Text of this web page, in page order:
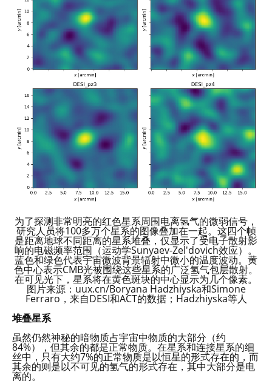
为了探测非常明亮的红色星系周围电离氢气的微弱信号，
研究人员将100多万个星系的图像叠加在一起。这四个帧
是距离地球不同距离的星系堆叠，仅显示了受电子散射影
响的电磁频率范围（运动学Sunyaev-Zel'dovich效应）。
蓝色和绿色代表宇宙微波背景辐射中微小的温度波动。黄
色中心表示CMB光被围绕这些星系的广泛氢气包层散射。
在可见光下，星系将在黄色斑块的中心显示为几个像素。
图片来源：uux.cn/Boryana Hadzhiyska和Simone
Ferraro，来自DESI和ACT的数据；Hadzhiyska等人
堆叠星系
虽然仍然神秘的暗物质占宇宙中物质的大部分（约
84%），但其余的都是正常物质。在星系和连接星系的细
丝中，只有大约7%的正常物质是以恒星的形式存在的，而
其余的则是以不可见的氢气的形式存在，其中大部分是电
离的。